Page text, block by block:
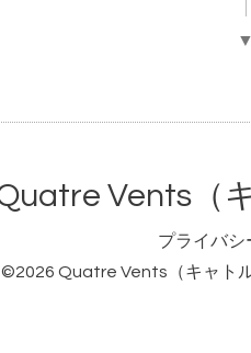
▼
Vents（
プライバシ
©2026 Quatre Vents（キャト